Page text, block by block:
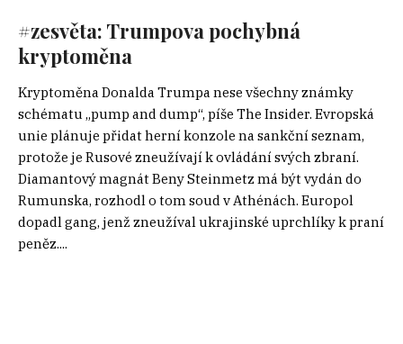
#zesvěta: Trumpova pochybná
kryptoměna
Kryptoměna Donalda Trumpa nese všechny známky
schématu „pump and dump“, píše The Insider. Evropská
unie plánuje přidat herní konzole na sankční seznam,
protože je Rusové zneužívají k ovládání svých zbraní.
Diamantový magnát Beny Steinmetz má být vydán do
Rumunska, rozhodl o tom soud v Athénách. Europol
dopadl gang, jenž zneužíval ukrajinské uprchlíky k praní
peněz....